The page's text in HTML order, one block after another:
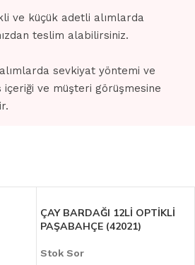
ve küçük adetli alımlarda
teslim alabilirsiniz.
sevkiyat yöntemi ve
ve müşteri görüşmesine
ÇAY BARDAĞI 12Lİ OPTİKLİ
PAŞABAHÇE (42021)
Stok Sor